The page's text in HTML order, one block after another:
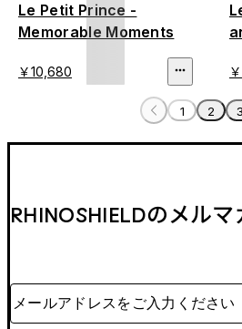
Le Petit Prince -
Memorable Moments
￥10,680
1 2 3
RHINOSHIELDのメル
メールアドレスをご入力ください